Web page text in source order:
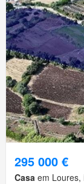
295 000 €
Casa em Loures,